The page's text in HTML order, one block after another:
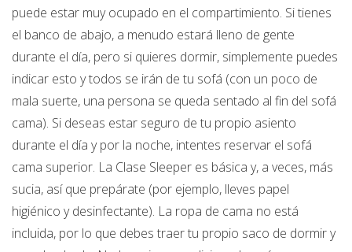
puede estar muy ocupado en el compartimiento. Si tienes
el banco de abajo, a menudo estará lleno de gente
durante el día, pero si quieres dormir, simplemente puedes
indicar esto y todos se irán de tu sofá (con un poco de
mala suerte, una persona se queda sentado al fin del sofá
cama). Si deseas estar seguro de tu propio asiento
durante el día y por la noche, intentes reservar el sofá
cama superior. La Clase Sleeper es básica y, a veces, más
sucia, así que prepárate (por ejemplo, lleves papel
higiénico y desinfectante). La ropa de cama no está
incluida, por lo que debes traer tu propio saco de dormir y